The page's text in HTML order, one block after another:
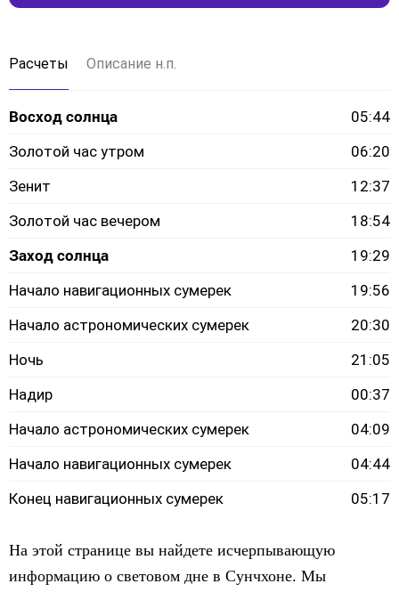
Расчеты Описание н.п.
Восход солнца
05:44
Золотой час утром
06:20
Зенит
12:37
Золотой час вечером
18:54
Заход солнца
19:29
Начало навигационных сумерек
19:56
Начало астрономических сумерек
20:30
Ночь
21:05
Надир
00:37
Начало астрономических сумерек
04:09
Начало навигационных сумерек
04:44
Конец навигационных сумерек
05:17
На этой странице вы найдете исчерпывающую
информацию о световом дне в Сунчхоне. Мы